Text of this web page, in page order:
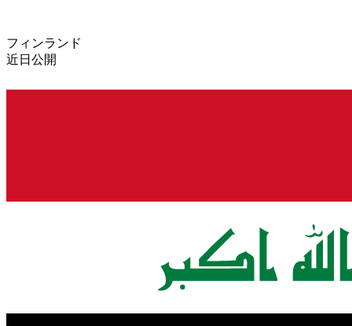
フィンランド
近日公開